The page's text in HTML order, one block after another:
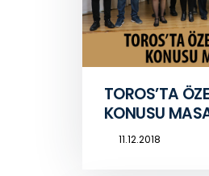
TOROS’TA
KONUSU
11.12.2018